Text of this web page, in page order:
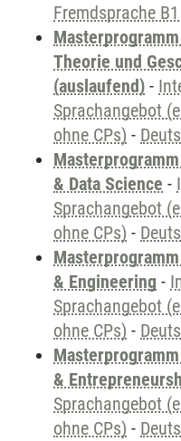
Fremdsprache B1
Theorie und
(auslaufend) -
Sprachangebot
ohne CPs) -
& Data Science -
Sprachangebot
ohne CPs) -
& Engineering -
Sprachangebot
ohne CPs) -
&
Sprachangebot
ohne CPs) -